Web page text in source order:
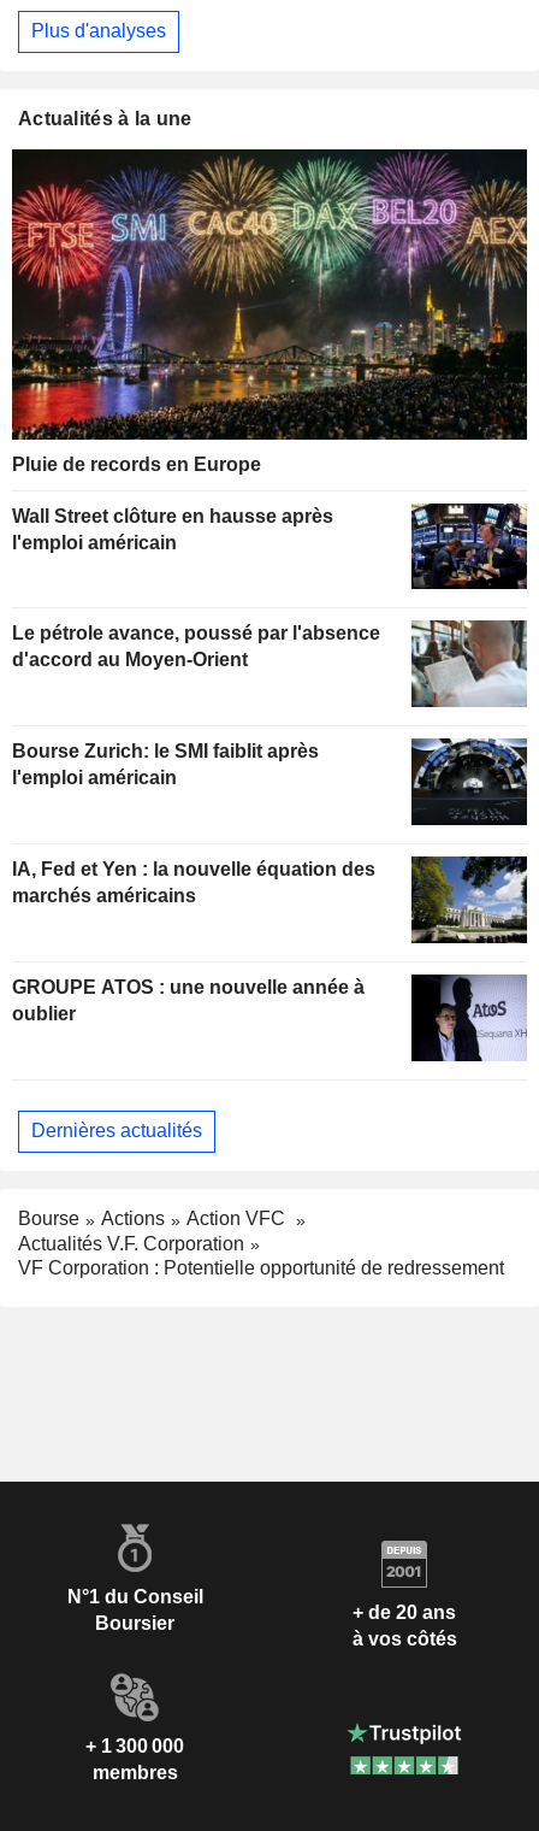
Plus d'analyses
Actualités à la une
Pluie de records en Europe
Wall Street clôture en hausse après
l'emploi américain
Le pétrole avance, poussé par l'absence
d'accord au Moyen-Orient
Bourse Zurich: le SMI faiblit après
l'emploi américain
IA, Fed et Yen : la nouvelle équation des
marchés américains
GROUPE ATOS : une nouvelle année à
oublier
Dernières actualités
Bourse Actions
Action VFC
Actualités V.F. Corporation
VF Corporation : Potentielle opportunité de redressement
N°1 du Conseil
Boursier
+ de 20 ans
à vos côtés
+ 1 300 000
membres